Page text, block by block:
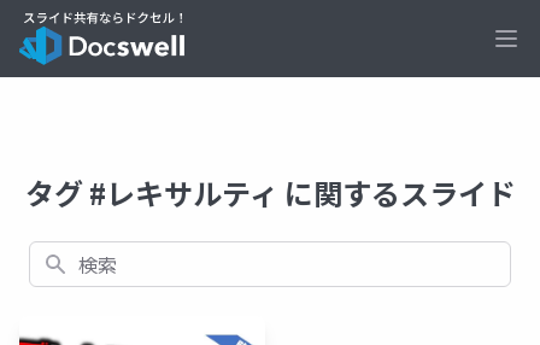
タグ #レキサルティ に関するスライド
検索